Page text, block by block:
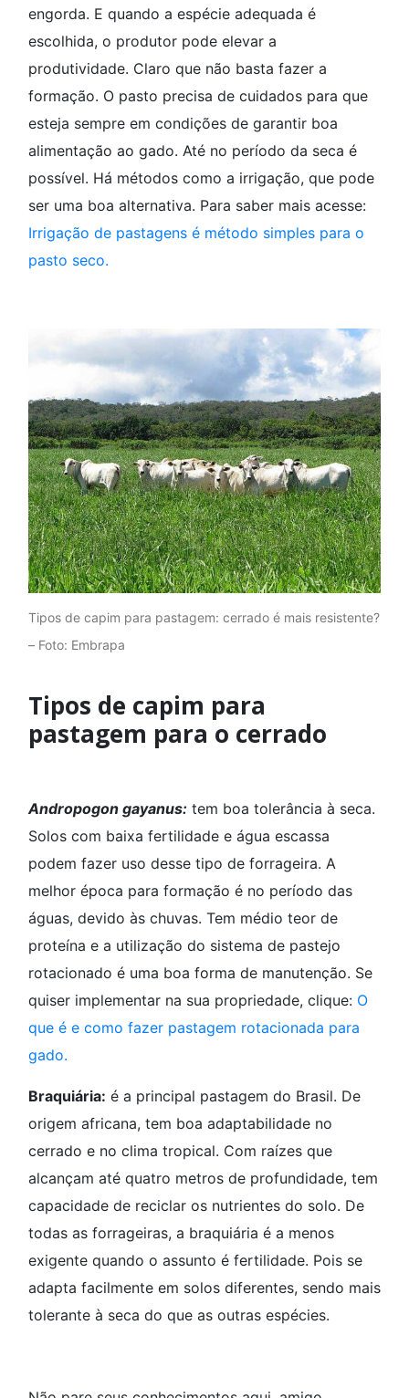
engorda. E quando a espécie adequada é
escolhida, o produtor pode elevar a
produtividade. Claro que não basta fazer a
formação. O pasto precisa de cuidados para que
esteja sempre em condições de garantir boa
alimentação ao gado. Até no período da seca é
possível. Há métodos como a irrigação, que pode
ser uma boa alternativa. Para saber mais acesse:
Irrigação de pastagens é método simples para o
pasto seco.
Tipos de capim para pastagem: cerrado é mais resistente?
– Foto: Embrapa
Tipos de capim para
pastagem para o cerrado
Andropogon gayanus: tem boa tolerância à seca.
Solos com baixa fertilidade e água escassa
podem fazer uso desse tipo de forrageira. A
melhor época para formação é no período das
águas, devido às chuvas. Tem médio teor de
proteína e a utilização do sistema de pastejo
rotacionado é uma boa forma de manutenção. Se
quiser implementar na sua propriedade, clique: O
que é e como fazer pastagem rotacionada para
gado.
Braquiária: é a principal pastagem do Brasil. De
origem africana, tem boa adaptabilidade no
cerrado e no clima tropical. Com raízes que
alcançam até quatro metros de profundidade, tem
capacidade de reciclar os nutrientes do solo. De
todas as forrageiras, a braquiária é a menos
exigente quando o assunto é fertilidade. Pois se
adapta facilmente em solos diferentes, sendo mais
tolerante à seca do que as outras espécies.